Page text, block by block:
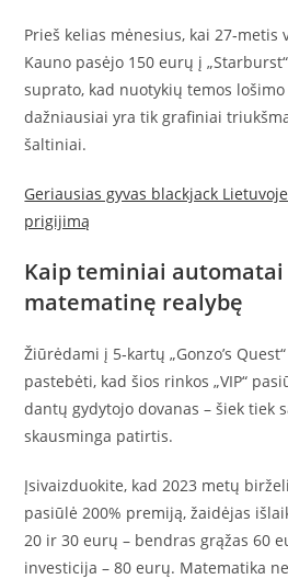
Prieš kelias mėnesius, kai 27‑metis
Kauno pasėjo 150 eurų į
suprato, kad nuotykių temos
dažniausiai yra tik grafiniai
šaltiniai.
Geriausias gyvas blackjack
prigijimą
Kaip teminiai automatai
matematinę realybę
Žiūrėdami į 5‑kartų „Gonzo’s
pastebėti, kad šios rinkos „VIP“
dantų gydytojo dovanas – šiek tiek
skausminga patirtis.
Įsivaizduokite, kad 2023 metų
pasiūlė 200% premiją, žaidėjas
20 ir 30 eurų – bendras grąžas 60
investicija – 80 eurų. Matematika